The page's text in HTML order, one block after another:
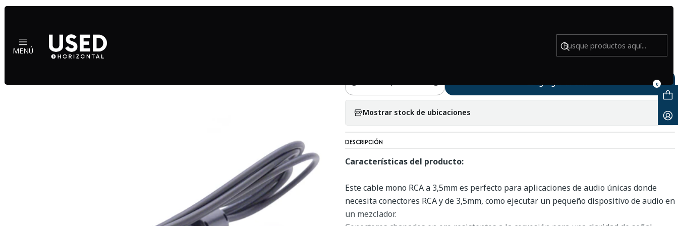
MENÚ
0
Enchufe macho Mono a RCA macho - Usado
Cantidad
Mostrar stock de ubicaciones
DESCRIPCIÓN
Características del producto:
Este cable mono RCA a 3,5mm es perfecto para aplicaciones de audio únicas donde
necesita conectores RCA y de 3,5mm, como ejecutar un pequeño dispositivo de audio en
un mezclador.